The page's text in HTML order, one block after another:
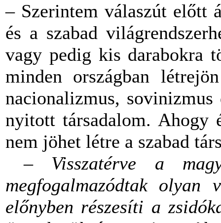
– Szerintem válaszút előtt
és a szabad
vagy pedig kis darabokra
minden országban
nacionalizmus,
nyitott társadalom. Ahogy
nem jöhet létre a szabad
– Visszatérve a
megfogalmazódtak
előnyben részesíti a